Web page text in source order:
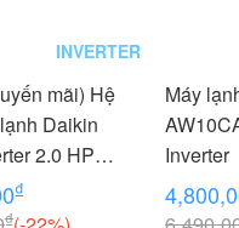
INVERTER
mãi) Hệ
Daikin
2.0 HP
- 1 dàn nóng 2
+ 1.0 HP (1
₫
₫
Máy
Inverter